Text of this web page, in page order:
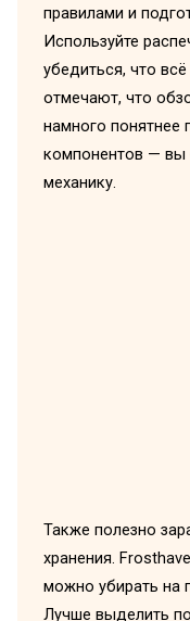
правилами и
Используйте
убедиться, что
отмечают, что
намного понятнее
компонентов — вы
механику.
Также полезно
хранения.
можно убирать на
Лучше выделить